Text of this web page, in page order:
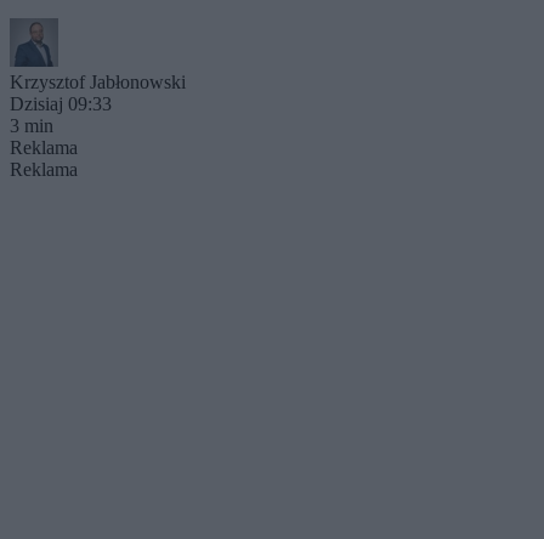
Krzysztof Jabłonowski
Dzisiaj 09:33
3 min
Reklama
Reklama